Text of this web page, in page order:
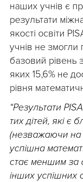
наших учнів є
результати
якості освіти
учнів не змогли
базовий рівень
яких 15,6% не
рівня
“Результати
тих дітей, які є
(незважаючи на
успішна
стає меншим за
інших успішних